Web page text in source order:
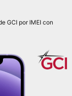
GCI por IMEI con